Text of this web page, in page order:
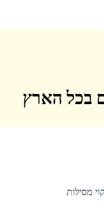
בכל הארץ
מסילות